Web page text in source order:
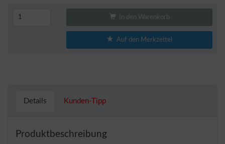
In den Warenkorb
Auf den Merkzettel
Details Kunden-Tipp
Produktbeschreibung